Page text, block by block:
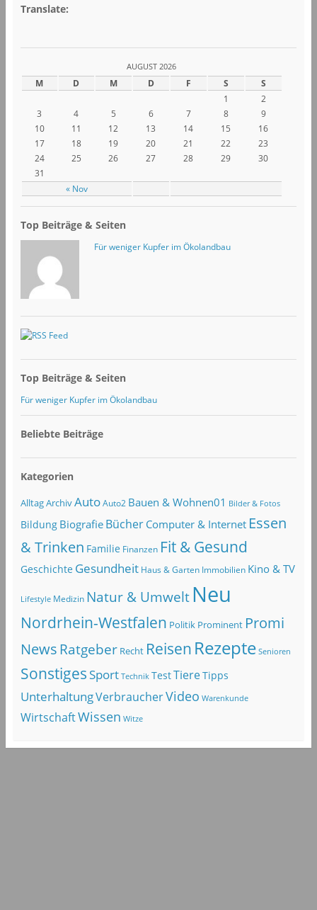
Translate:
AUGUST 2026
M D M D F S S
« Nov
1
2
3
4 5 6 7 8
9
10
11 12 13 14 15
16
17
18 19 20 21 22
23
24
25 26 27 28 29
30
31
Top Beiträge & Seiten
Für weniger Kupfer im Ökolandbau
Top Beiträge & Seiten
Für weniger Kupfer im Ökolandbau
Beliebte Beiträge
Kategorien
AlltagArchivAuto Auto2 Bauen & Wohnen01 Bilder & Fotos
Bildung Biografie Bücher Computer & Internet Essen
& Trinken Familie Finanzen Fit & Gesund
Geschichte Gesundheit Haus & Garten Immobilien Kino & TV
Lifestyle Medizin Natur & Umwelt Neu
Nordrhein-Westfalen Politik Prominent Promi
NewsRatgeber Recht Reisen Rezepte Senioren
SonstigesSport Technik TestTiereTipps
UnterhaltungVerbraucherVideo Warenkunde
WirtschaftWissen Witze